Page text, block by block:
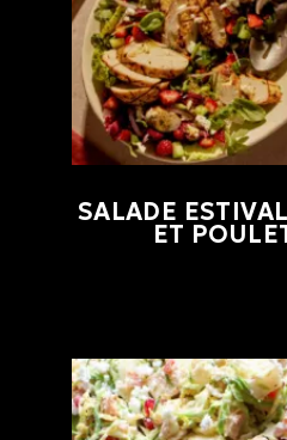
SALADE
ET